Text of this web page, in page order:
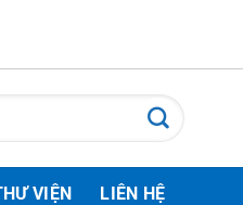
VIỆN LIÊN HỆ